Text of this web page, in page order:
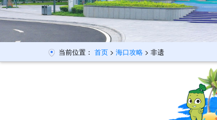
当前位置： 首页 > 海口攻略 > 非遗